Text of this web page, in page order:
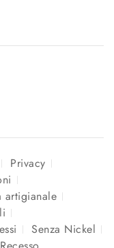
Privacy
artigianale
Senza Nickel